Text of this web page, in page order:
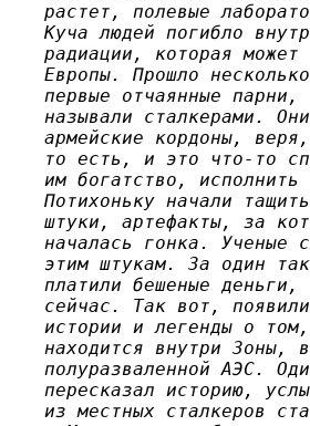
растет, полевые
Куча людей погибло
радиации, которая может
Европы. Прошло
первые отчаянные
называли сталкерами.
армейские кордоны,
то есть, и это что-то
им богатство, исполнить
Потихоньку начали
штуки, артефакты, за
началась гонка. Ученые
этим штукам. За один
платили бешеные
сейчас. Так вот,
истории и легенды о
находится внутри Зоны,
полуразваленной АЭС.
пересказал историю,
из местных сталкеров